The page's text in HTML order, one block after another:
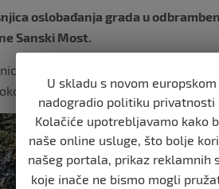
oslobađanja grada u
Sanski Most.
5. i 7. korpusa Armije Republike
višegodišnja okupacija i
U skladu s novom
nadogradio politiku privatnosti
Kolačiće upotrebljavamo kako
naše online usluge, što bolje
našeg portala, prikaz reklamnih
koje inače ne bismo mogli